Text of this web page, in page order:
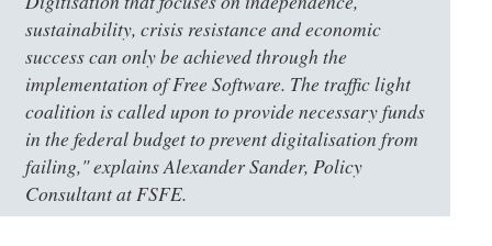
sustainability, crisis resistance and economic
success can only be achieved through the
implementation of Free Software. The traffic light
coalition is called upon to provide necessary funds
in the federal budget to prevent digitalisation from
failing," explains Alexander Sander, Policy
Consultant at FSFE.